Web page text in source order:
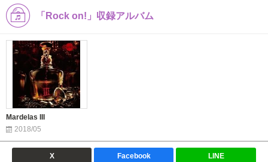
「Rock on!」収録アルバム
Mardelas III
2018/05
X Facebook LINE